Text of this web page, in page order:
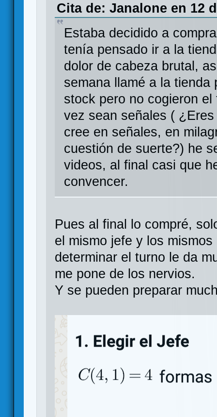
Cita de: Janalone en 12
Estaba decidido a
tenía pensado ir a la
dolor de cabeza brutal,
semana llamé a la tienda
stock pero no cogieron
vez sean señales (
cree en señales, en
cuestión de suerte?) he
videos, al final casi que
convencer.
Pues al final lo compré,
el mismo jefe y los
determinar el turno le da
me pone de los nervios.
Y se pueden preparar